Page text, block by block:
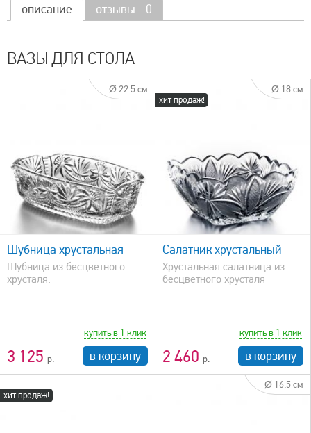
описание отзывы - 0
ВАЗЫ ДЛЯ СТОЛА
Ø 22.5 см
Шубница хрустальная
Шубница из бесцветного
хрусталя.
3 125
купить в 1 клик
в корзину
хит продаж!
Ø 18 см
быстрый просмотр
Салатник хрустальный
Хрустальная салатница из
бесцветного хрусталя
2 460
купить в 1 клик
в корзину
хит продаж!
Ø 16.5 см